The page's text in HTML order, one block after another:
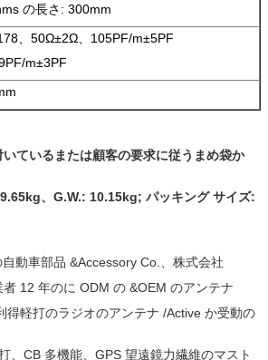
の長さ: 300mm
、50Ω±2Ω、105PF/m±5PF
m±3PF
ているまたは顧客の要求に従うまめ袋か
、G.W.: 10.15kg; パッキング サイズ:
動車部品 &Accessory Co.、株式会社
12 年のに ODM の &OEM のアンテナ
得軽打のラジオのアンテナ /Active か受動の
、CB 多機能、GPS 望遠鏡力繊維のマスト